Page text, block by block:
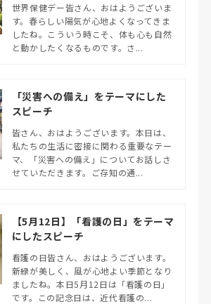
世界保健デー皆さん、おはようございま
す。春らしい陽気が心地よくなってきま
したね。こういう時こそ、体も心も自然
と動かしたくなるものです。さ...
「災害への備え」をテーマにした
スピーチ
皆さん、おはようございます。本日は、
私たちの生活に密接に関わる重要なテー
マ、「災害への備え」についてお話しさ
せていただきます。ご存知の通...
【5月12日】「看護の日」をテーマ
にしたスピーチ
看護の日皆さん、おはようございます。
新緑が美しく、風が心地よい季節となり
ましたね。本日5月12日は「看護の日」
です。この記念日は、近代看護の...